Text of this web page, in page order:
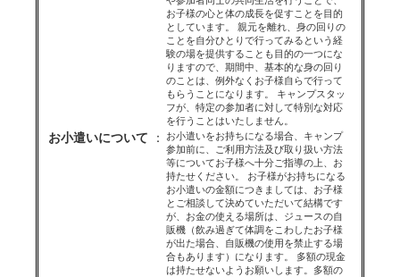
お子様の心と体の成長を促すことを目的
としています。 親元を離れ、身の回りの
ことを自分ひとりで行ってみるという経
験の場を提供することも目的の一つにな
りますので、期間中、基本的な身の回り
のことは、例外なくお子様自らで行って
もらうことになります。 キャンプスタッ
フが、特定の参加者に対して特別な対応
を行うことはいたしません。
お小遣いについて ：
お小遣いをお持ちになる場合、キャンプ
参加前に、ご利用方法及び取り扱い方法
等についてお子様へ十分ご指導の上、お
持たせください。 お子様がお持ちになる
お小遣いの金額につきましては、お子様
とご相談して決めていただいて結構です
が、お金の使える場所は、ジュースの自
販機（飲み過ぎて体調をこわしたお子様
が出た場合、自販機の使用を禁止する場
合もあります）になります。 多額の現金
は持たせないようお願いします。多額の